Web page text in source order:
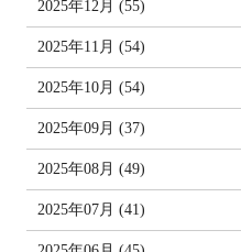
2025年12月 (55)
2025年11月 (54)
2025年10月 (54)
2025年09月 (37)
2025年08月 (49)
2025年07月 (41)